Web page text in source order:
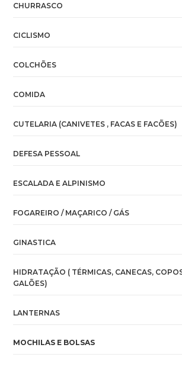
CHURRASCO
CICLISMO
COLCHÕES
COMIDA
CUTELARIA (CANIVETES , FACAS E FACÕES)
DEFESA PESSOAL
ESCALADA E ALPINISMO
FOGAREIRO / MAÇARICO / GÁS
GINASTICA
HIDRATAÇÃO ( TÉRMICAS, CANECAS,
GALÕES)
LANTERNAS
MOCHILAS E BOLSAS